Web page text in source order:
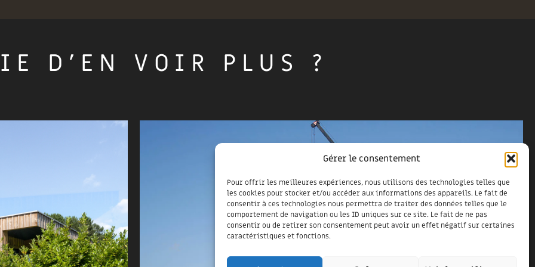
Gérer le consentement
Pour offrir les meilleures expériences, nous utilisons des technologies telles que
les cookies pour stocker et/ou accéder aux informations des appareils. Le fait de
consentir à ces technologies nous permettra de traiter des données telles que le
comportement de navigation ou les ID uniques sur ce site. Le fait de ne pas
consentir ou de retirer son consentement peut avoir un effet négatif sur certaines
caractéristiques et fonctions.
D'EN VOIR PLUS ?